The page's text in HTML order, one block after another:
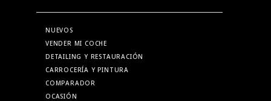
NUEVOS
VENDER MI COCHE
DETAILING Y RESTAURACIÓN
CARROCERÍA Y PINTURA
COMPARADOR
OCASIÓN